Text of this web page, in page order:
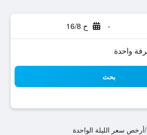
- ح 16/8
بحث
/أرخص سعر الليلة الواحدة